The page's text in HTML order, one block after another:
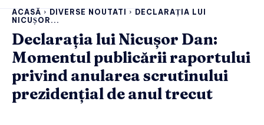
ACASĂ DIVERSE NOUTATI
DECLARAȚIA LUI
NICUȘOR...
Declarația lui Nicușor Dan:
Momentul publicării raportului
privind anularea scrutinului
prezidențial de anul trecut